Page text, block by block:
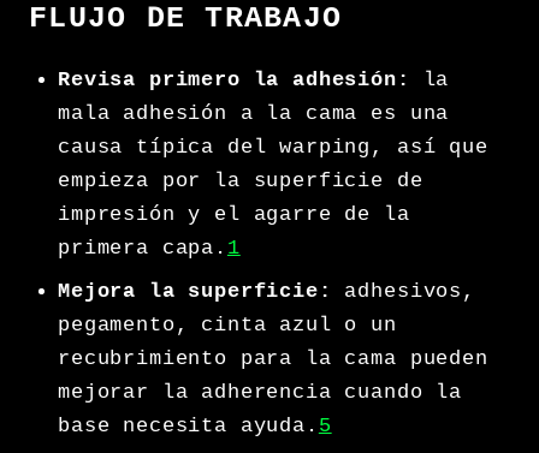
FLUJO DE TRABAJO
Revisa primero la adhesión:
la
mala adhesión a la cama es una
causa típica del warping, así que
empieza por la superficie de
impresión y el agarre de la
primera capa. 1
Mejora la superficie:
adhesivos,
pegamento, cinta azul o un
recubrimiento para la cama pueden
mejorar la adherencia cuando la
base necesita ayuda. 5